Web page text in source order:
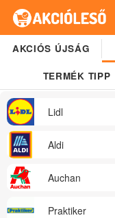
AKCIÓS ÚJSÁG
TERMÉK TIPP
Lidl
Aldi
Auchan
Praktiker